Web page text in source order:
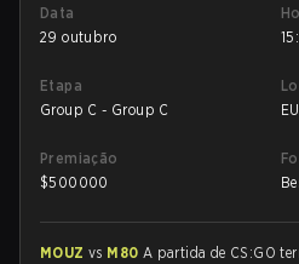
Data
29 outubro
Etapa
Group C - Group C
EU
Premiação
$500000
MOUZ vs M80 A partida de CS:GO